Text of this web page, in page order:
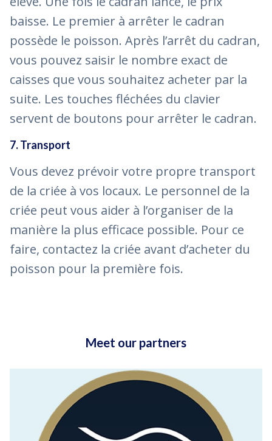
baisse. Le premier à arrêter le cadran
possède le poisson. Après l’arrêt du cadran,
vous pouvez saisir le nombre exact de
caisses que vous souhaitez acheter par la
suite. Les touches fléchées du clavier
servent de boutons pour arrêter le cadran.
7. Transport
Vous devez prévoir votre propre transport
de la criée à vos locaux. Le personnel de la
criée peut vous aider à l’organiser de la
manière la plus efficace possible. Pour ce
faire, contactez la criée avant d’acheter du
poisson pour la première fois.
Meet our partners